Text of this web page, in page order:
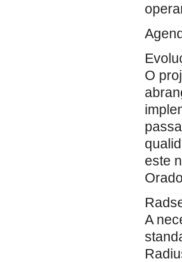
O
este
A